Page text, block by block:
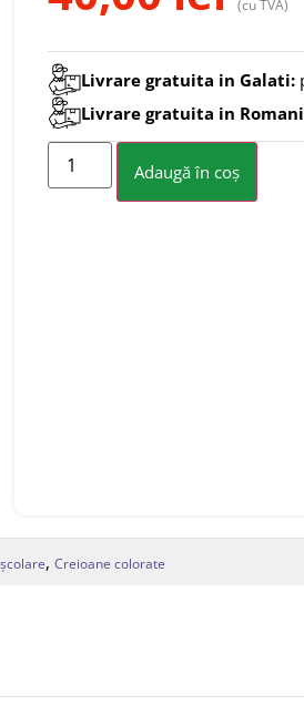
(cu TVA)
Livrare gratuita in Galati:
Livrare gratuita in
Adaugă în coș
, Creioane colorate